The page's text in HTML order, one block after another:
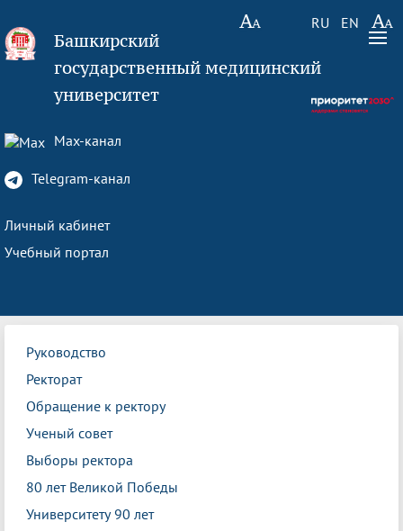
RU EN
Башкирский
государственный медицинский
университет
Max-канал
Telegram-канал
Личный кабинет
Учебный портал
Руководство
Ректорат
Обращение к ректору
Ученый совет
Выборы ректора
80 лет Великой Победы
Университету 90 лет